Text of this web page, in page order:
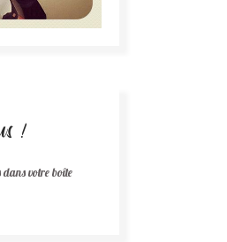
!
dans votre boîte